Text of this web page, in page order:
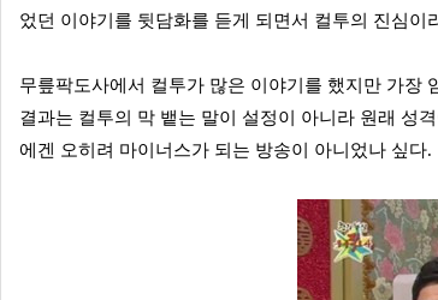
었던 이야기를 뒷담화를 듣게 되면서 컬투의 진심
무릎팍도사에서 컬투가 많은 이야기를 했지만 가장
결과는 컬투의 막 뱉는 말이 설정이 아니라 원래 성
에겐 오히려 마이너스가 되는 방송이 아니었나 싶다.